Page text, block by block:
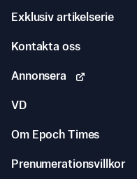
Exklusiv artikelserie
Kontakta oss
Annonsera
VD
Om Epoch Times
Prenumerationsvillkor